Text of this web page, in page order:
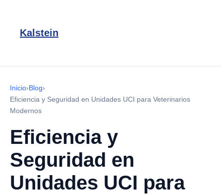
Kalstein
Inicio›Blog›
Eficiencia y Seguridad en Unidades UCI para Veterinarios
Modernos
Eficiencia y
Seguridad en
Unidades UCI para